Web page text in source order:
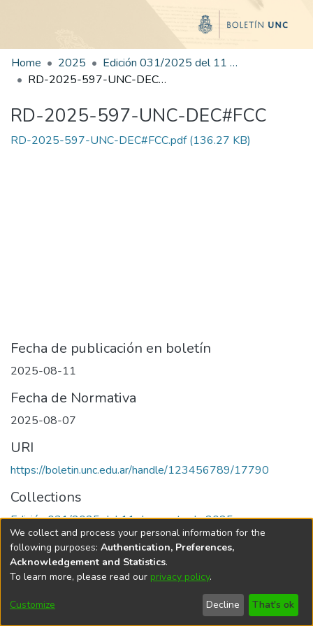
Home 2025
Edición 031/2025 del 11 de agosto de 2025
RD-2025-597-UNC-DEC#FCC
RD-2025-597-UNC-DEC#FCC
RD-2025-597-UNC-DEC#FCC.pdf(136.27 KB)
Fecha de publicación en boletín
2025-08-11
Fecha de Normativa
2025-08-07
URI
https://boletin.unc.edu.ar/handle/123456789/17790
Collections
Edición 031/2025 del 11 de agosto de 2025
Universidad Nacional de Córdoba
We collect and process your personal information for the
following purposes: Authentication, Preferences,
Acknowledgement and Statistics.
To learn more, please read our privacy policy.
Customize Decline That's ok